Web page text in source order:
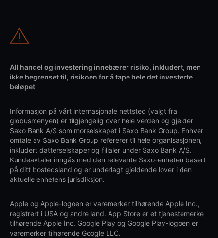
All handel og investering innebærer risiko, inkludert, men
ikke begrenset til, risikoen for å tape hele det investerte
beløpet.
Informasjon på vårt internasjonale nettsted (valgt fra
globusmenyen) er tilgjengelig over hele verden og gjelder
Saxo Bank A/S som morselskapet i Saxo Bank Group. Enhver
omtale av Saxo Bank Group refererer til hele organisasjonen,
inkludert datterselskaper og filialer under Saxo Bank A/S.
Kundeavtaler inngås med den relevante Saxo-enheten basert
på ditt bostedsland og er underlagt gjeldende lover i den
aktuelle enhetens jurisdiksjon.
Apple og Apple-logoen er varemerker tilhørende Apple Inc.,
registrert i USA og andre land. App Store er et tjenestemerke
tilhørende Apple Inc. Google Play og Google Play-logoen er
varemerker tilhørende Google LLC.